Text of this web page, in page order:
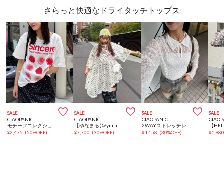
さらっと快適なドライタッチトップス
SALE 
CIAOPANIC
¥2,475 (50%OFF)
SALE 
CIAOPANIC
¥7,700 (30%OFF)
SALE 
CIAOPANIC
¥4,158 (30%OFF)
SALE
¥